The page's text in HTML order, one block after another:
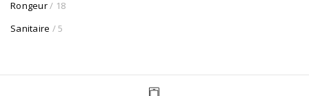
Rongeur/ 18
Sanitaire / 5